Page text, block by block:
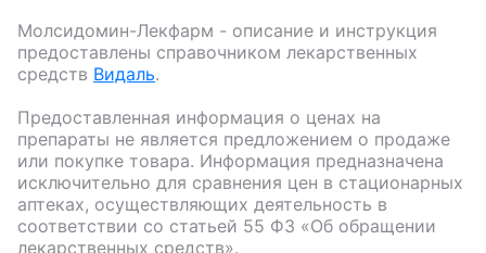
Молсидомин-Лекфарм - описание и инструкция
предоставлены справочником лекарственных
средств Видаль.
Предоставленная информация о ценах на
препараты не является предложением о продаже
или покупке товара. Информация предназначена
исключительно для сравнения цен в стационарных
аптеках, осуществляющих деятельность в
соответствии со статьей 55 ФЗ «Об обращении
лекарственных средств».